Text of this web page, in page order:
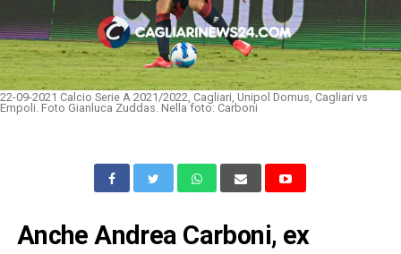
22-09-2021 Calcio Serie A 2021/2022, Cagliari, Unipol Domus, Cagliari vs
Empoli. Foto Gianluca Zuddas. Nella foto: Carboni
Anche Andrea Carboni, ex